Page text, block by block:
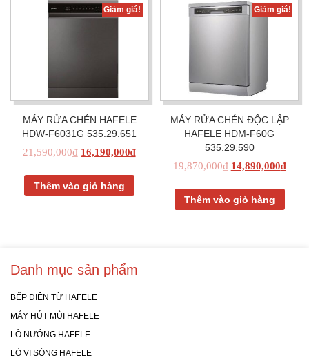
Giảm giá!
MÁY RỬA CHÉN HAFELE
HDW-F6031G 535.29.651
21,590,000₫ 16,190,000₫
Thêm vào giỏ hàng
Giảm giá!
MÁY RỬA CHÉN ĐỘC LẬP
HAFELE HDM-F60G
535.29.590
19,870,000₫ 14,890,000₫
Thêm vào giỏ hàng
Danh mục sản phẩm
BẾP ĐIỆN TỪ HAFELE
MÁY HÚT MÙI HAFELE
LÒ NƯỚNG HAFELE
LÒ VI SÓNG HAFELE